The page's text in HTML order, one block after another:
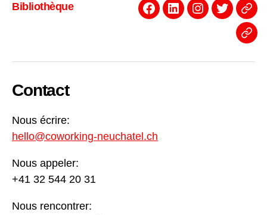
Bibliothèque
Facebook
LinkedinInstagram
Twitter
Contact
Nous écrire:
hello@coworking-neuchatel.ch
Nous appeler:
+41 32 544 20 31
Nous rencontrer: